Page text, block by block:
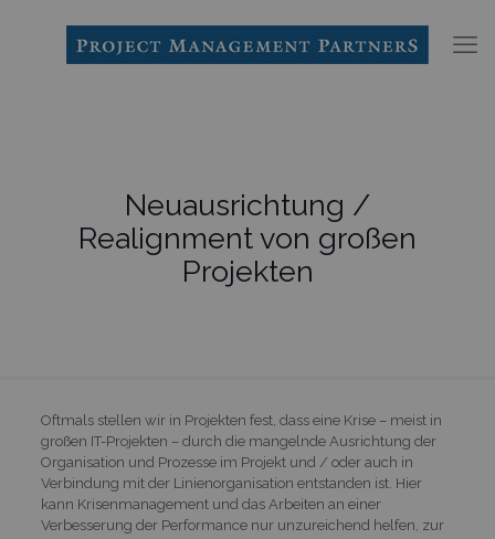
Neuausrichtung /
Realignment von großen
Projekten
Oftmals stellen wir in Projekten fest, dass eine Krise – meist in
großen IT-Projekten – durch die mangelnde Ausrichtung der
Organisation und Prozesse im Projekt und / oder auch in
Verbindung mit der Linienorganisation entstanden ist. Hier
kann Krisenmanagement und das Arbeiten an einer
Verbesserung der Performance nur unzureichend helfen, zur